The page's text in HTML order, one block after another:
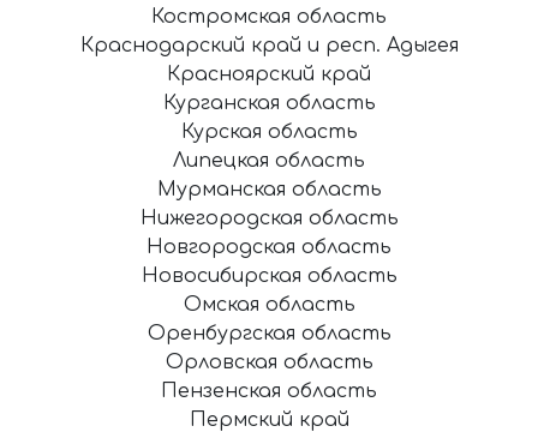
Костромская область
Краснодарский край и респ. Адыгея
Красноярский край
Курганская область
Курская область
Липецкая область
Мурманская область
Нижегородская область
Новгородская область
Новосибирская область
Омская область
Оренбургская область
Орловская область
Пензенская область
Пермский край